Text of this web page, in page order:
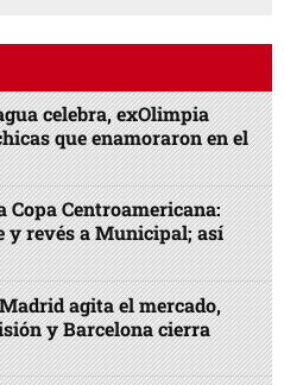
celebra, exOlimpia
que enamoraron en el
Copa Centroamericana:
y revés a Municipal; así
agita el mercado,
y Barcelona cierra